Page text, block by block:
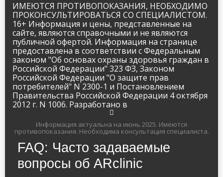
ИМЕЮТСЯ ПРОТИВОПОКАЗАНИЯ, НЕОБХОДИМО
ПРОКОНСУЛЬТИРОВАТЬСЯ СО СПЕЦИАЛИСТОМ.
16+ Информация и цены, представленные на
сайте, являются справочными и не являются
публичной офертой. Информация на странице
предоставлена в соответствии с Федеральным
законом "Об основах охраны здоровья граждан в
Российской Федерации" 323 ФЗ, Законом
Российской Федерации "О защите прав
потребителей" N 2300-1 и Постановлением
Правительства Российской Федерации 4 октября
2012 г. N 1006. Разработано в
Информация актуальна на июнь 2025. Имеются
противопоказания. Необходима консультация специалиста.
FAQ: Часто задаваемые
вопросы об ARclinic